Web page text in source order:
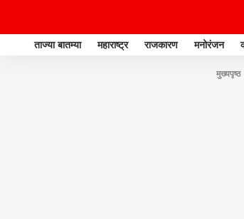
ताज्या बातम्या महाराष्ट्र राजकारण मनोरंजन
मुख्यपृष्ठ